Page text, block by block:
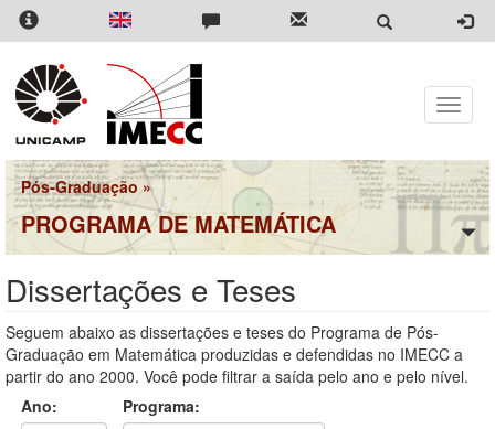
Pular
para
conteúdo
principal
Toggle
Pós-Graduação »
PROGRAMA DE MATEMÁTICA
Dissertações e Teses
Seguem abaixo as dissertações e teses do Programa de Pós-
Graduação em Matemática produzidas e defendidas no IMECC a
partir do ano 2000. Você pode filtrar a saída pelo ano e pelo nível.
Ano:
Programa: